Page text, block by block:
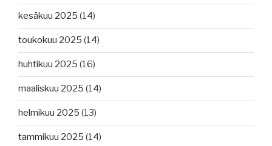
kesäkuu 2025 (14)
toukokuu 2025 (14)
huhtikuu 2025 (16)
maaliskuu 2025 (14)
helmikuu 2025 (13)
tammikuu 2025 (14)